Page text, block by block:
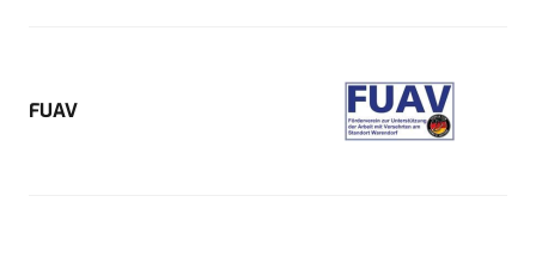
FUAV